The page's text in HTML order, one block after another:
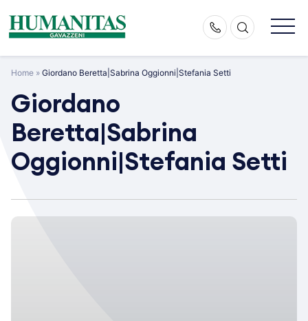
content
Home » Giordano Beretta|Sabrina Oggionni|Stefania Setti
Giordano
Beretta|Sabrina
Oggionni|Stefania Setti